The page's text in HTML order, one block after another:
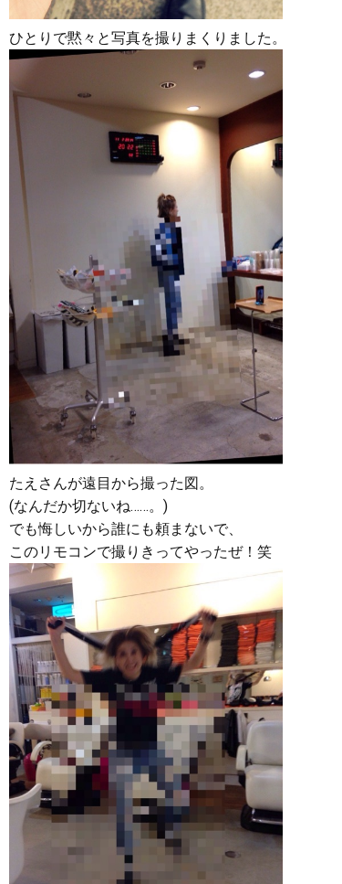
ひとりで黙々と写真を撮りまくりました。
たえさんが遠目から撮った図。
(なんだか切ないね……。)
でも悔しいから誰にも頼まないで、
このリモコンで撮りきってやったぜ！笑